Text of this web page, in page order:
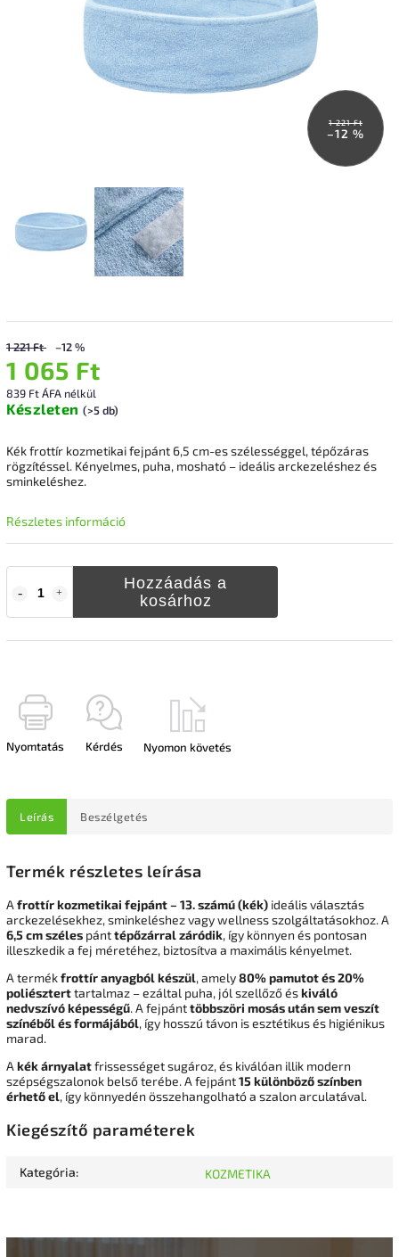
1 221 Ft
–12 %
1 221 Ft –12 %
1 065 Ft
839 Ft ÁFA nélkül
Készleten (>5 db)
Hozzáadás a
kosárhoz
Kék frottír kozmetikai fejpánt 6,5 cm-es szélességgel, tépőzáras
rögzítéssel. Kényelmes, puha, mosható – ideális arckezeléshez és
sminkeléshez.
Részletes információ
Nyomtatás Kérdés Nyomon követés
Leírás Beszélgetés
Termék részletes leírása
A frottír kozmetikai fejpánt – 13. számú (kék) ideális választás
arckezelésekhez, sminkeléshez vagy wellness szolgáltatásokhoz. A
6,5 cm széles pánttépőzárral záródik, így könnyen és pontosan
illeszkedik a fej méretéhez, biztosítva a maximális kényelmet.
A termékfrottír anyagból készül, amely80% pamutot és 20%
poliészterttartalmaz – ezáltal puha, jól szellőző éskiváló
nedvszívó képességű. A fejpánttöbbszöri mosás után sem veszít
színéből és formájából, így hosszú távon is esztétikus és higiénikus
marad.
A kék árnyalatfrissességet sugároz, és kiválóan illik modern
szépségszalonok belső terébe. A fejpánt15 különböző színben
érhető el, így könnyedén összehangolható a szalon arculatával.
Kiegészítő paraméterek
Kategória: KOZMETIKA